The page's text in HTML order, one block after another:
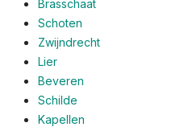
Brasschaat
Schoten
Zwijndrecht
Lier
Beveren
Schilde
Kapellen